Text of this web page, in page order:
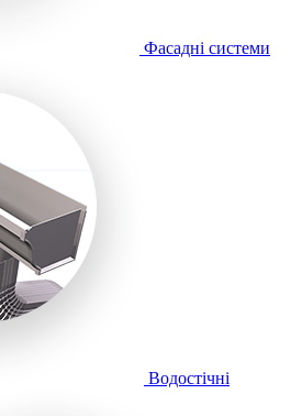
Фасадні системи
Водостічні